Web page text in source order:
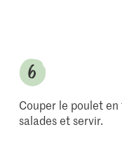
Couper le poulet
salades et servir.